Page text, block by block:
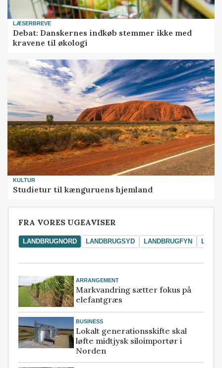
LÆSERBREVE
Debat: Danskernes indkøb stemmer ikke med
kravene til økologi
KULTUR
Studietur til kænguruens hjemland
FRA VORES UGEAVISER
LANDBRUGNORD LANDBRUGSYD LANDBRUGFYN
ARRANGEMENT
Markvandring sætter fokus på
elefantgræs
BUSINESS
Lokalt generationsskifte skal
løfte midtjysk siloimportør i
Norden